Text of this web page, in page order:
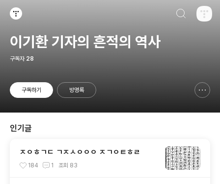
이기환 기자의 흔적의 역사
구독자 28
구독하기 방명록
인기글
ㅈㅇㅎㄱㄷ ㄱㅈㅅㅇㅇㅇ ㅈㄱㅇㅌㅎㄹ
184 1 조회 83